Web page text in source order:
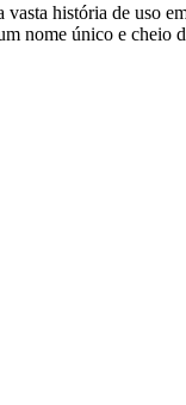
história de uso
nome único e cheio